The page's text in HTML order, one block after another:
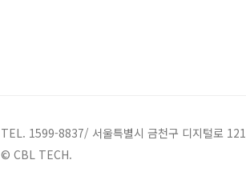
TEL. 1599-8837/ 서울특별시 금천구 디지털로
© CBL TECH.